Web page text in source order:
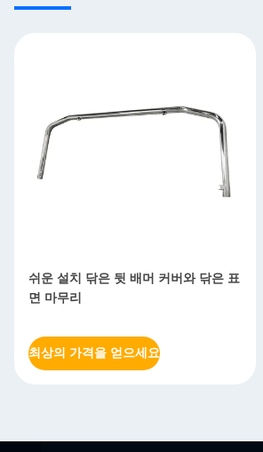
쉬운 설치 닦은 뒷 배머 커버와 닦은 표
면 마무리
최상의 가격을 얻으세요